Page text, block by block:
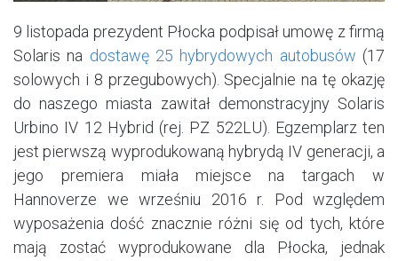
9 listopada prezydent Płocka podpisał umowę z firmą
Solaris na dostawę 25 hybrydowych autobusów (17
solowych i 8 przegubowych). Specjalnie na tę okazję
do naszego miasta zawitał demonstracyjny Solaris
Urbino IV 12 Hybrid (rej. PZ 522LU). Egzemplarz ten
jest pierwszą wyprodukowaną hybrydą IV generacji, a
jego premiera miała miejsce na targach w
Hannoverze we wrześniu 2016 r. Pod względem
wyposażenia dość znacznie różni się od tych, które
mają zostać wyprodukowane dla Płocka, jednak